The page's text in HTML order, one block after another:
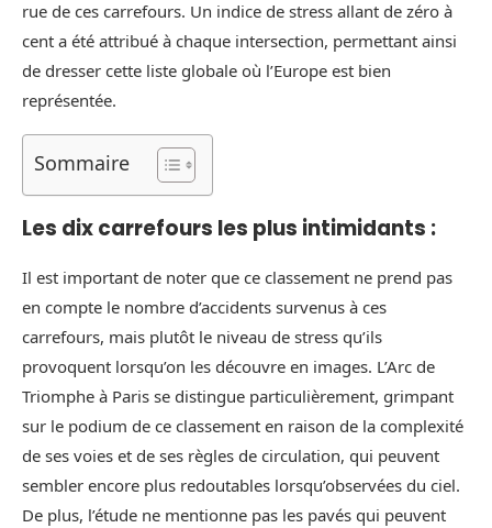
rue de ces carrefours. Un indice de stress allant de zéro à
cent a été attribué à chaque intersection, permettant ainsi
de dresser cette liste globale où l’Europe est bien
représentée.
Sommaire
Les dix carrefours les plus intimidants :
Il est important de noter que ce classement ne prend pas
en compte le nombre d’accidents survenus à ces
carrefours, mais plutôt le niveau de stress qu’ils
provoquent lorsqu’on les découvre en images. L’Arc de
Triomphe à Paris se distingue particulièrement, grimpant
sur le podium de ce classement en raison de la complexité
de ses voies et de ses règles de circulation, qui peuvent
sembler encore plus redoutables lorsqu’observées du ciel.
De plus, l’étude ne mentionne pas les pavés qui peuvent